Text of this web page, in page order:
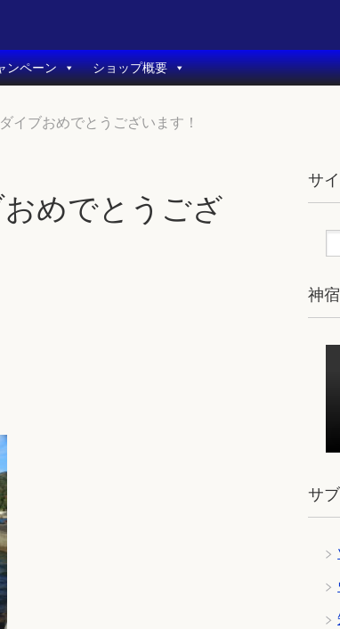
ンペーン ショップ概要
ブおめでとうございます！
めでとうござ
サ
神
サ